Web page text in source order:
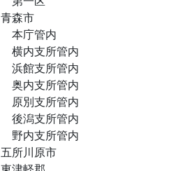
青森市
本庁管内
横内支所管内
浜館支所管内
奥内支所管内
原別支所管内
後潟支所管内
野内支所管内
五所川原市